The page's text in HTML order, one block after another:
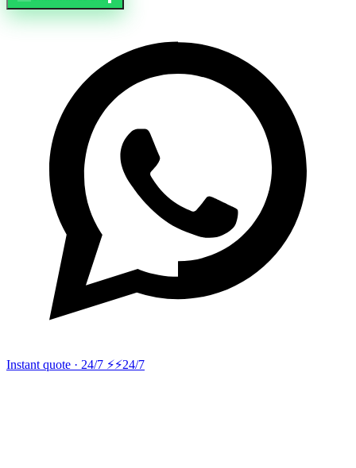
Instant quote · 24/7 ⚡⚡24/7